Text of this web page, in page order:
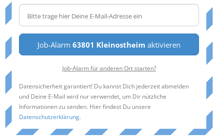
Job-Alarm 63801 Kleinostheim aktivieren
Job-Alarm für anderen Ort starten?
Datensicherheit garantiert! Du kannst Dich jederzeit abmelden
und Deine E-Mail wird nur verwendet, um Dir nützliche
Informationen zu senden. Hier findest Du unsere
Datenschutzerklärung.